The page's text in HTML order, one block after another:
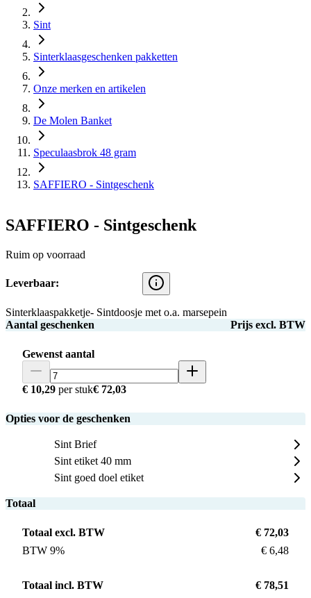
Sint
Sinterklaasgeschenken pakketten
Onze merken en artikelen
De Molen Banket
Speculaasbrok 48 gram
SAFFIERO - Sintgeschenk
SAFFIERO - Sintgeschenk
Ruim op voorraad
Leverbaar:
Sinterklaaspakketje- Sintdoosje met o.a. marsepein
Aantal geschenken
Prijs excl. BTW
Gewenst aantal
€ 10,29 per stuk€ 72,03
Opties voor de geschenken
Sint Brief
Sint etiket 40 mm
Sint goed doel etiket
Totaal
Totaal excl. BTW
€ 72,03
BTW 9%
€ 6,48
Totaal incl. BTW € 78,51